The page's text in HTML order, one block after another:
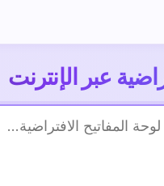
عبر الإنترنت